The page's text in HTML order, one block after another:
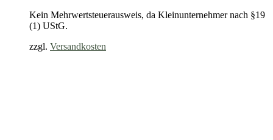
Kein Mehrwertsteuerausweis, da Kleinunternehmer nach §19
(1) UStG.
zzgl. Versandkosten